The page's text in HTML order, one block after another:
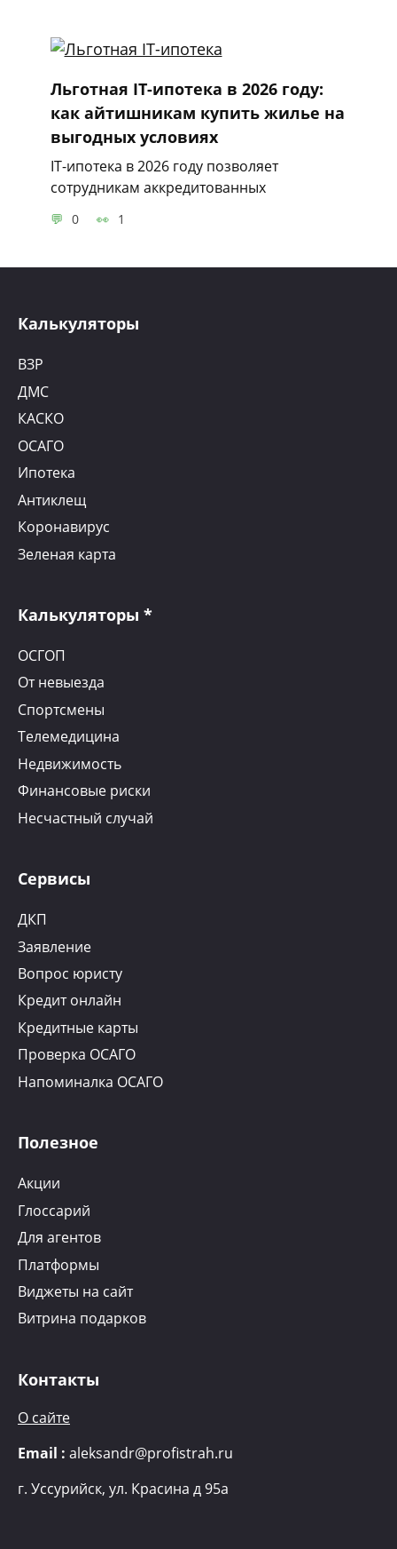
Льготная IT-ипотека в 2026 году:
как айтишникам купить жилье на
выгодных условиях
IT-ипотека в 2026 году позволяет
сотрудникам аккредитованных
0 1
Калькуляторы
ВЗР
ДМС
КАСКО
ОСАГО
Ипотека
Антиклещ
Коронавирус
Зеленая карта
Калькуляторы *
ОСГОП
От невыезда
Спортсмены
Телемедицина
Недвижимость
Финансовые риски
Несчастный случай
Сервисы
ДКП
Заявление
Вопрос юристу
Кредит онлайн
Кредитные карты
Проверка ОСАГО
Напоминалка ОСАГО
Полезное
Акции
Глоссарий
Для агентов
Платформы
Виджеты на сайт
Витрина подарков
Контакты
О сайте
Email : aleksandr@profistrah.ru
г. Уссурийск, ул. Красина д 95а